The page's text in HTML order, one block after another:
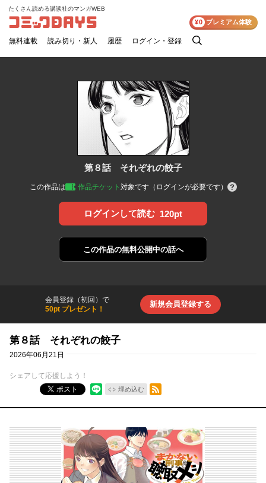
コミックDAYS
たくさん読める講談社のマンガWEB
無料連載 読み切り・新人 履歴 ログイン・登録
検
¥0 プレミアム体験
第８話 それぞれの餃子
この作品は 作品チケット 対象です（ログインが必要です）
ログインして読む 120pt
この作品の無料公開中の話へ
会員登録（初回）で
50pt プレゼント！
新規会員登録する
第８話 それぞれの餃子
2026年06月21日
シェアして応援しよう！
ポスト
埋め込む
RSSフィード